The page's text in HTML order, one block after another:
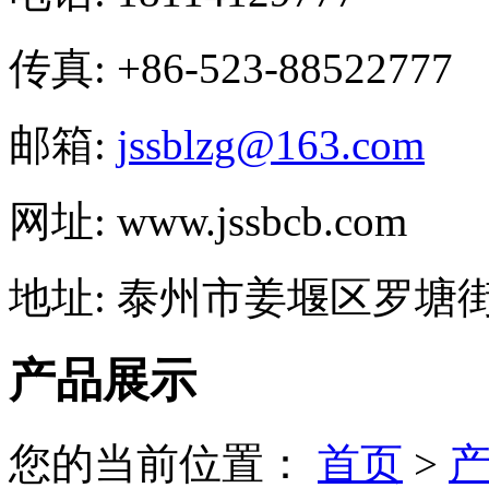
传真: +86-523-88522777
邮箱: jssblzg@163.com
网址: www.jssbcb.com
地址: 泰州市姜堰区罗塘
产品展示
您的当前位置： 首页 >